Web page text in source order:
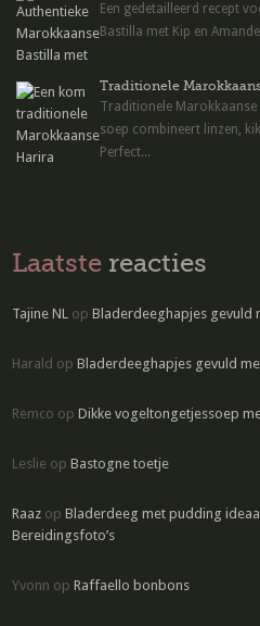
Een gedetailleerd recept
Bastilla met Kip en
Traditionele
Traditionele Marokkaanse
soep combineert linzen,
Perfect...
Laatste reacties
Tajine NL opBladerdeeghapjes gevuld
Harald opBladerdeeghapjes gevuld
Remco opDikke vogeltongetjessoep
Leslie opBastogne toetje
Raaz opBladerdeeg met pudding
Bereidingsfoto’s
Yvonn opRaffaello bonbons